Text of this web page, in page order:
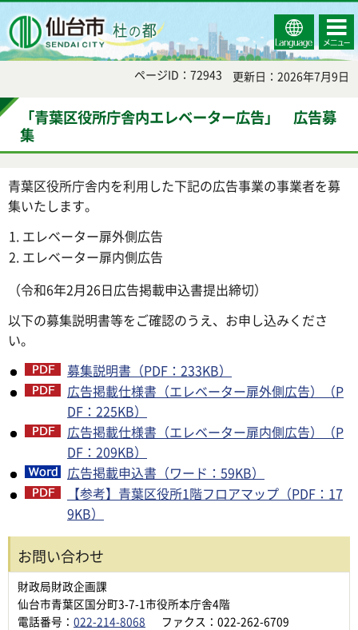
Select
Language
コンテ
ンツメ
ニュー
ページID：72943 更新日：2026年7月9日
「青葉区役所庁舎内エレベーター広告」 広告募
集
青葉区役所庁舎内を利用した下記の広告事業の事業者を募
集いたします。
エレベーター扉外側広告
エレベーター扉内側広告
（令和6年2月26日広告掲載申込書提出締切）
以下の募集説明書等をご確認のうえ、お申し込みくださ
い。
募集説明書（PDF：233KB）
広告掲載仕様書（エレベーター扉外側広告）（P
DF：225KB）
広告掲載仕様書（エレベーター扉内側広告）（P
DF：209KB）
広告掲載申込書（ワード：59KB）
【参考】青葉区役所1階フロアマップ（PDF：17
9KB）
お問い合わせ
財政局財政企画課
仙台市青葉区国分町3-7-1市役所本庁舎4階
電話番号： 022-214-8068 ファクス：022-262-6709